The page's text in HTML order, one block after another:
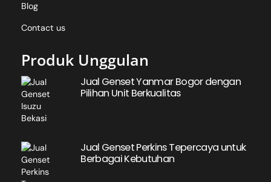
Blog
Contact us
Produk Unggulan
Jual Genset Yanmar Bogor dengan
Pilihan Unit Berkualitas
Jual Genset Perkins Tepercaya untuk
Berbagai Kebutuhan